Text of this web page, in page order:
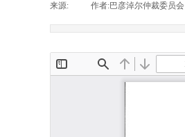
来源: 作者:巴彦淖尔仲裁委员会